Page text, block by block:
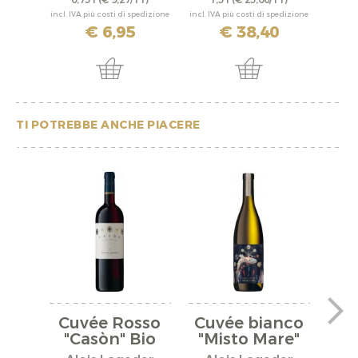
incl. IVA più costi di spedizione
€ 6,95
incl. IVA più costi di spedizione
€ 38,40
TI POTREBBE ANCHE PIACERE
Cuvée Rosso
"Casòn" Bio
Cuvée bianco
"Misto Mare"